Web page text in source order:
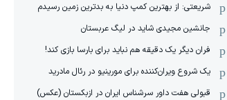
شریعتی: از بهترین کمپ‌ دنیا به بدترین زمین‌ رسیدم
جانشین مجیدی شاید در لیگ عربستان
فران دیگر یک دقیقه هم نباید برای بارسا بازی کند!
یک شروع ویران‌کننده برای مورینیو در رئال مادرید
قبولی هفت داور سرشناس ایران در ازبکستان (عکس)